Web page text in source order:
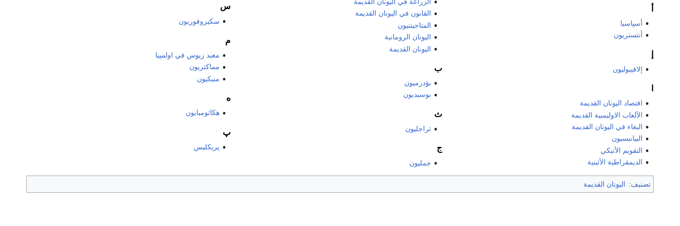
أسپاسيا
أنثستريون
إ
إلافيبوليون
اقتصاد اليونان القديمة
الألعاب الاوليمبية القديمة
البغاء في اليونان القديمة
البيانبسيون
التقويم الأتيكي
الديمقراطية الأثينية
القانون في اليونان القديمة
المتاجيتنيون
اليونان الرومانية
اليونان القديمة
ب
بؤدرميون
بوسيديون
ث
ثراجليون
ج
جمليون
س
سكيروفوريون
م
معبد زيوس في اولمپيا
مماكتريون
منيكيون
ه
هكاتومبايون
پ
پريكليس
تصنيف: اليونان القديمة